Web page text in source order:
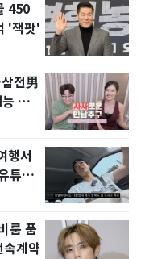
450
'잭팟'
전男
화
행서
튜브
룸 품
계약